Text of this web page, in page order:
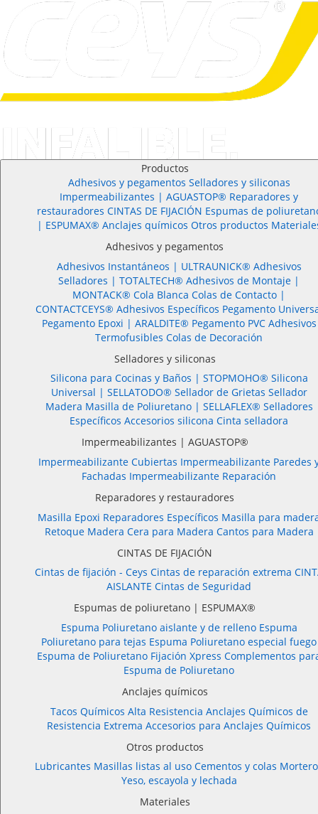
Productos
Adhesivos y pegamentos Selladores y siliconas
Impermeabilizantes | AGUASTOP® Reparadores y
restauradores CINTAS DE FIJACIÓN Espumas de
| ESPUMAX® Anclajes químicos Otros productos
Adhesivos y pegamentos
Adhesivos Instantáneos | ULTRAUNICK® Adhesivos
Selladores | TOTALTECH®
Adhesivos de Montaje |
MONTACK® Cola Blanca
Colas de Contacto |
CONTACTCEYS® Adhesivos Específicos Pegamento
Pegamento Epoxi | ARALDITE® Pegamento PVC Adhesivos
Termofusibles Colas de Decoración
Selladores y siliconas
Silicona para Cocinas y Baños | STOPMOHO® Silicona
Universal | SELLATODO® Sellador de Grietas Sellador
Madera
Masilla de Poliuretano | SELLAFLEX® Selladores
Específicos Accesorios silicona Cinta selladora
Impermeabilizantes | AGUASTOP®
Impermeabilizante Cubiertas Impermeabilizante Paredes
Fachadas Impermeabilizante Reparación
Reparadores y restauradores
Masilla Epoxi Reparadores Específicos Masilla para
Retoque Madera Cera para Madera Cantos para Madera
CINTAS DE FIJACIÓN
Cintas de fijación - Ceys Cintas de reparación extrema
AISLANTE Cintas de Seguridad
Espumas de poliuretano | ESPUMAX®
Espuma Poliuretano aislante y de relleno Espuma
Poliuretano para tejas Espuma Poliuretano especial fuego
Espuma de Poliuretano Fijación Xpress Complementos
Espuma de Poliuretano
Anclajes químicos
Tacos Químicos Alta Resistencia Anclajes Químicos de
Resistencia Extrema Accesorios para Anclajes Químicos
Otros productos
Lubricantes Masillas listas al uso Cementos y colas
Yeso, escayola y lechada
Materiales